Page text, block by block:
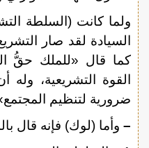
ولما كانت (السلطة
السيادة لقد صار
كما قال «للملك حقُّ
القوة التشريعية، وله
ضرورية لتنظيم
– وأما (لوك) فإنه قال